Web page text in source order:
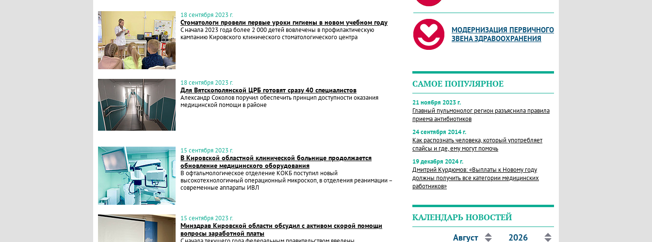
18 сентября 2023 г.
Стоматологи провели первые уроки гигиены в новом учебном году
С начала 2023 года более 2 000 детей вовлечены в профилактическую
кампанию Кировского клинического стоматологического центра
18 сентября 2023 г.
Для Вятскополянской ЦРБ готовят сразу 40 специалистов
Александр Соколов поручил обеспечить принцип доступности оказания
медицинской помощи в районе
15 сентября 2023 г.
В Кировской областной клинической больнице продолжается
обновление медицинского оборудования
В офтальмологическое отделение КОКБ поступил новый
высокотехнологичный операционный микроскоп, в отделения реанимации –
современные аппараты ИВЛ
15 сентября 2023 г.
Минздрав Кировской области обсудил с активом скорой помощи
вопросы заработной платы
МОДЕРНИЗАЦИЯ ПЕРВИЧНОГО
ЗВЕНА ЗДРАВООХРАНЕНИЯ
САМОЕ ПОПУЛЯРНОЕ
21 ноября 2023 г.
Главный пульмонолог регион разъяснила правила
приема антибиотиков
24 сентября 2014 г.
Как распознать человека, который употребляет
спайсы и где, ему могут помочь
19 декабря 2024 г.
Дмитрий Курдюмов: «Выплаты к Новому году
должны получить все категории медицинских
работников»
КАЛЕНДАРЬ НОВОСТЕЙ
Август 2026